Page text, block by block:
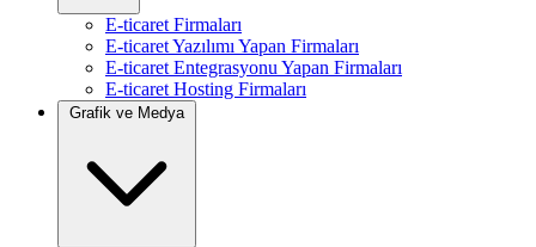
E-ticaret Firmaları
E-ticaret Yazılımı Yapan Firmaları
E-ticaret Entegrasyonu Yapan Firmaları
E-ticaret Hosting Firmaları
Grafik ve Medya